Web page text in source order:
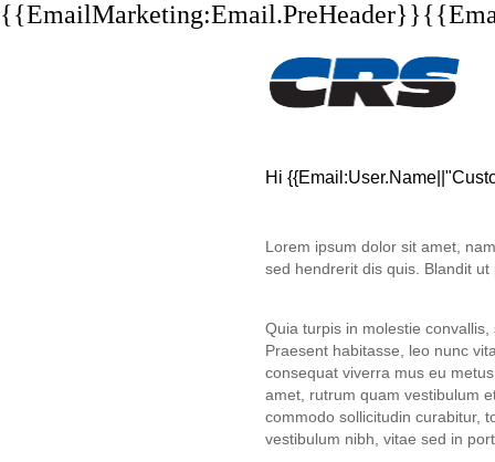
Hi
Lorem ipsum dolor sit amet,
sed hendrerit dis quis. Blandit
Quia turpis in molestie
Praesent habitasse, leo nunc
consequat viverra mus eu
amet, rutrum quam vestibulum
commodo sollicitudin curabitur,
vestibulum nibh, vitae sed in